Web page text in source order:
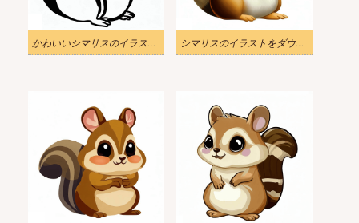
かわいいシマリスのイラスト 白黒 シマリスのイラストをダウンロード